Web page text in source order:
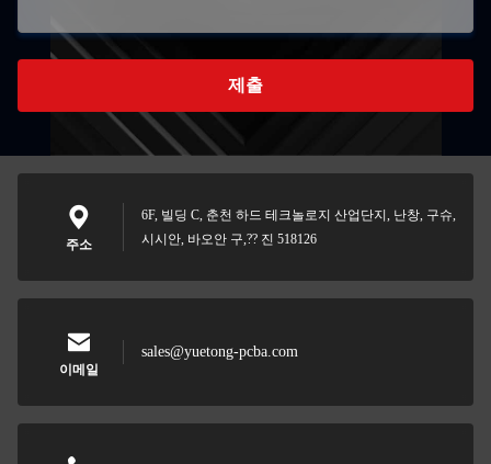
제출
주소
6F, 빌딩 C, 춘천 하드 테크놀로지 산업단지, 난창, 구슈,
시시안, 바오안 구,?? 진 518126
이메일
sales@yuetong-pcba.com